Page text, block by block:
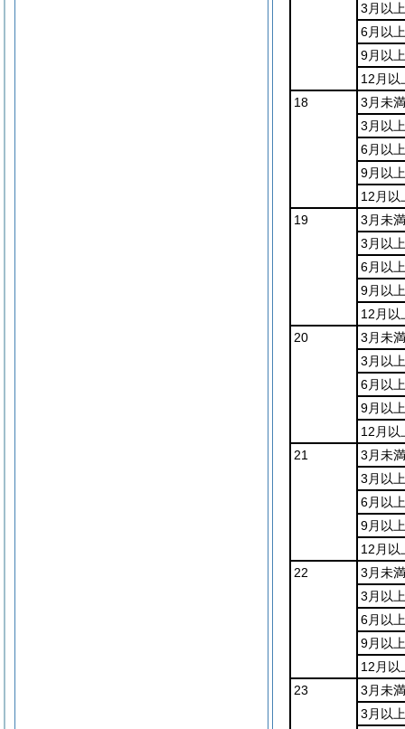
3月以
6月以
9月以
12月以
18
3月未満
3月以
6月以
9月以
12月以
19
3月未満
3月以
6月以
9月以
12月以
20
3月未満
3月以
6月以
9月以
12月以
21
3月未満
3月以
6月以
9月以
12月以
22
3月未満
3月以
6月以
9月以
12月以
23
3月未満
3月以